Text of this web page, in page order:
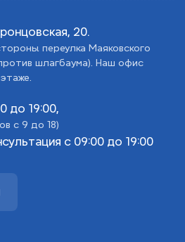
20.
переулка Маяковского
шлагбаума). Наш офис
до 19:00,
с 9 до 18)
с 09:00 до 19:00